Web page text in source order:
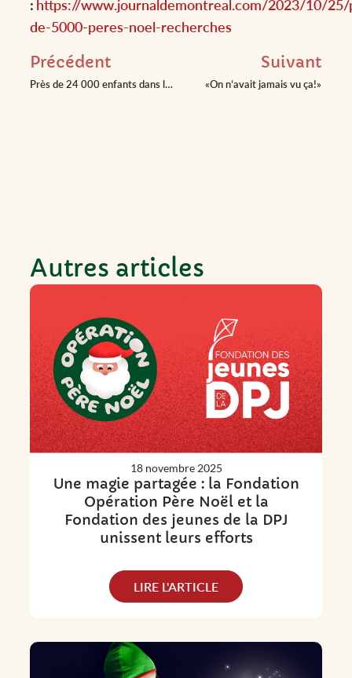
: https://www.journaldemontreal.com/2023/10/25/
de-5000-peres-noel-recherches
Précédent
Près de 24 000 enfants dans le besoin espèrent un cadeau
Suivant
«On n’avait jamais vu ça!»
Autres articles
18 novembre 2025
Une magie partagée : la Fondation
Opération Père Noël et la
Fondation des jeunes de la DPJ
unissent leurs efforts
LIRE L'ARTICLE